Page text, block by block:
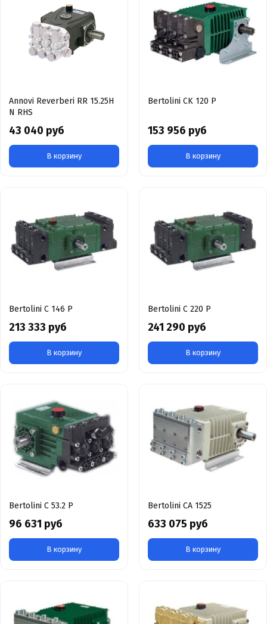
Annovi Reverberi RR 15.25H
N RHS
43 040 руб
В корзину
Bertolini CK 120 P
153 956 руб
В корзину
Bertolini С 146 Р
213 333 руб
В корзину
Bertolini С 220 Р
241 290 руб
В корзину
Bertolini C 53.2 P
96 631 руб
В корзину
Bertolini CA 1525
633 075 руб
В корзину